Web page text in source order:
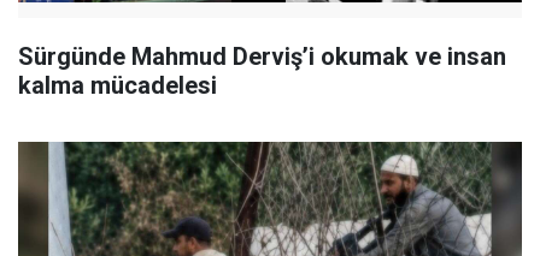
Sürgünde Mahmud Derviş’i okumak ve insan
kalma mücadelesi